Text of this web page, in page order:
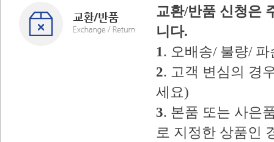
교환/반품 신청은
니다.
1. 오배송/ 불량/
2. 고객 변심의 경
세요)
3. 본품 또는 사은
로 지정한 상품인